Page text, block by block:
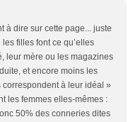
à dire sur cette page... juste
filles font ce qu’elles
leur mère ou les magazines
et encore moins les
correspondent à leur idéal »
les femmes elles-mêmes :
50% des conneries dites